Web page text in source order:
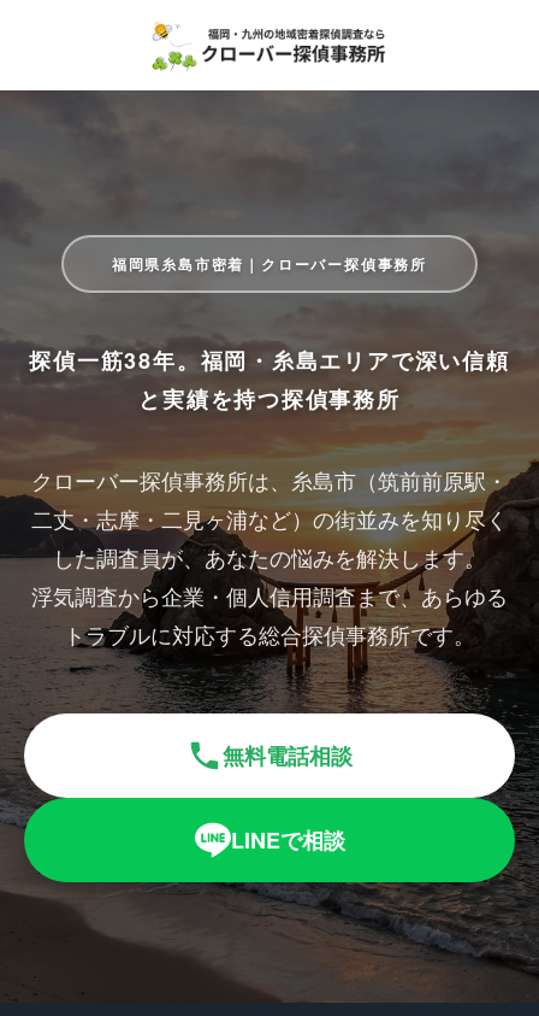
福岡県糸島市密着｜クローバー探偵事務所
探偵一筋38年。福岡・糸島エリアで深い信頼
と実績を持つ探偵事務所
クローバー探偵事務所は、糸島市（筑前前原駅・
二丈・志摩・二見ヶ浦など）の街並みを知り尽く
した調査員が、あなたの悩みを解決します。
浮気調査から企業・個人信用調査まで、あらゆる
トラブルに対応する総合探偵事務所です。
無料電話相談
LINEで相談